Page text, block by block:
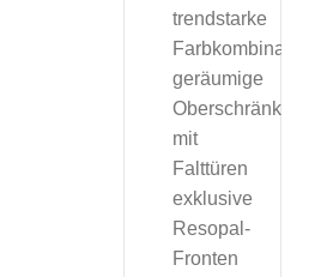
trendstarke
Farbkombination
geräumige
Oberschränke
mit
Falttüren
exklusive
Resopal-
Fronten